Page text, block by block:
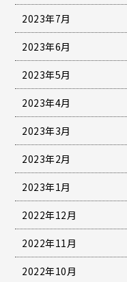
2023年7月
2023年6月
2023年5月
2023年4月
2023年3月
2023年2月
2023年1月
2022年12月
2022年11月
2022年10月